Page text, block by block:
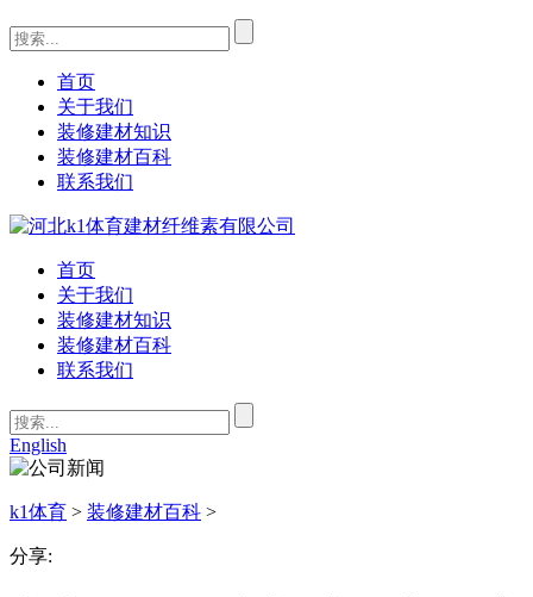
首页
关于我们
装修建材知识
装修建材百科
联系我们
首页
关于我们
装修建材知识
装修建材百科
联系我们
English
k1体育 > 装修建材百科 >
分享: